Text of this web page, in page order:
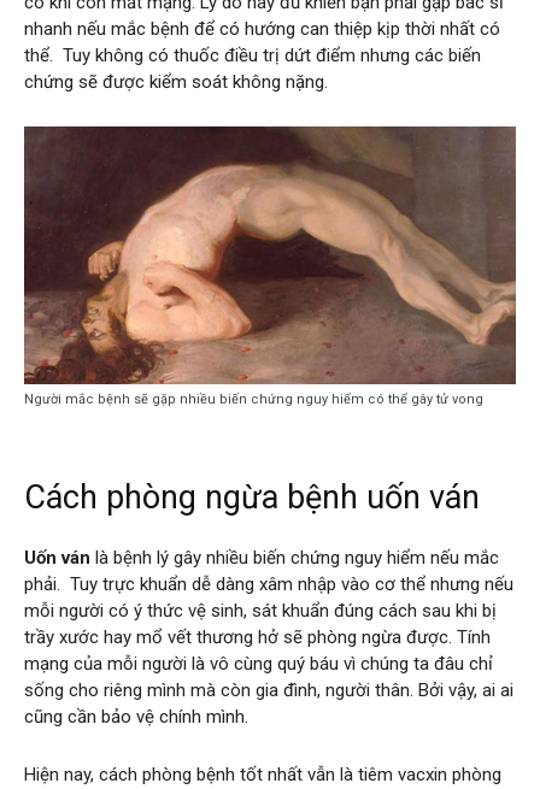
nhanh nếu mắc bệnh để có hướng can thiệp kịp thời nhất có
thể. Tuy không có thuốc điều trị dứt điểm nhưng các biến
chứng sẽ được kiểm soát không nặng.
Người mắc bệnh sẽ gặp nhiều biến chứng nguy hiểm có thể gây tử vong
Cách phòng ngừa bệnh uốn ván
Uốn ván là bệnh lý gây nhiều biến chứng nguy hiểm nếu mắc
phải. Tuy trực khuẩn dễ dàng xâm nhập vào cơ thể nhưng nếu
mỗi người có ý thức vệ sinh, sát khuẩn đúng cách sau khi bị
trầy xước hay mổ vết thương hở sẽ phòng ngừa được. Tính
mạng của mỗi người là vô cùng quý báu vì chúng ta đâu chỉ
sống cho riêng mình mà còn gia đình, người thân. Bởi vậy, ai ai
cũng cần bảo vệ chính mình.
Hiện nay, cách phòng bệnh tốt nhất vẫn là tiêm vacxin phòng